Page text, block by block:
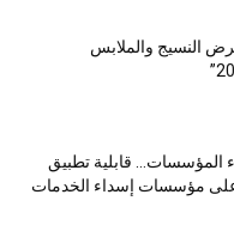
النسيج والملابس
المؤسسات… قابلية تطبيق
على مؤسسات إسداء الخدمات